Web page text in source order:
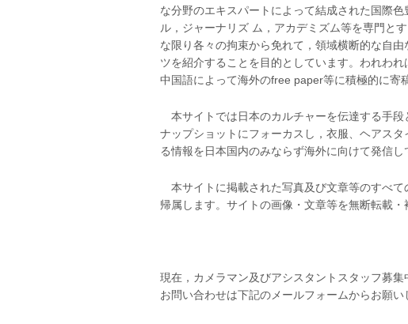
な分野のエキスパートによって結成された国際
ル，ジャーナリズ ム，アカデミズム等を専門と
な限り各々の拘束から免れて，領域横断的な自
ツを紹介することを目的としています。われわ
中国語によって海外のfree paper等に積極的に寄
本サイトでは日本のカルチャーを伝達する手
ナップショットにフォーカスし，衣服、ヘアス
る情報を日本国内のみならず海外に向けて発信し
本サイトに掲載された写真及び文章等のすべて
帰属します。サイトの画像・文章等を無断転載・
現在，カメラマン及びアシスタントスタッフ募集
お問い合わせは下記のメールフォームからお願い